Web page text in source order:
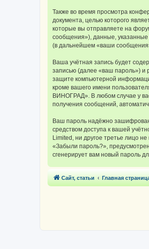
Также во время просмотра
документа, целью которого
которые вы отправляете на
сообщения»), данные,
(в дальнейшем «ваши
Ваша учётная запись будет
записью (далее «ваш пароль»)
защите компьютерной
кроме вашего имени
ВИНОГРАД». В любом случае у
получения сообщений,
Ваш пароль надёжно
средством доступа к вашей
Limited, ни другое третье лицо
«Забыли пароль?»,
сгенерирует вам новый пароль
Сайт, статьи Главная